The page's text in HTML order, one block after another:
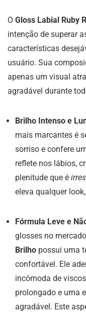
O Gloss Labial Ruby
intenção de superar
características
usuário. Sua
apenas um visual
agradável durante
Brilho Intenso e
mais marcantes é
sorriso e confere
reflete nos lábios,
plenitude que é
eleva qualquer
Fórmula Leve e
glosses no
Brilho possui uma
confortável. Ele
incômoda de
prolongado e uma
agradável. Este